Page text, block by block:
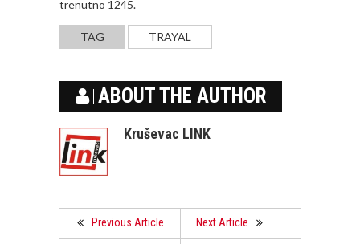
trenutno 1245.
TAG TRAYAL
ABOUT THE AUTHOR
Kruševac LINK
Previous Article Next Article